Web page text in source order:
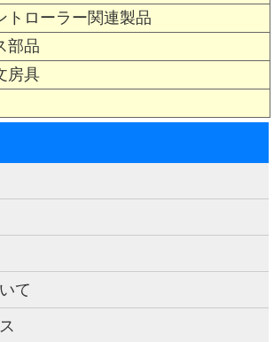
トローラー関連製品
部品
房具
て